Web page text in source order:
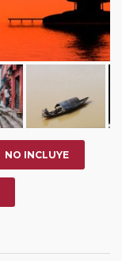
NO INCLUYE